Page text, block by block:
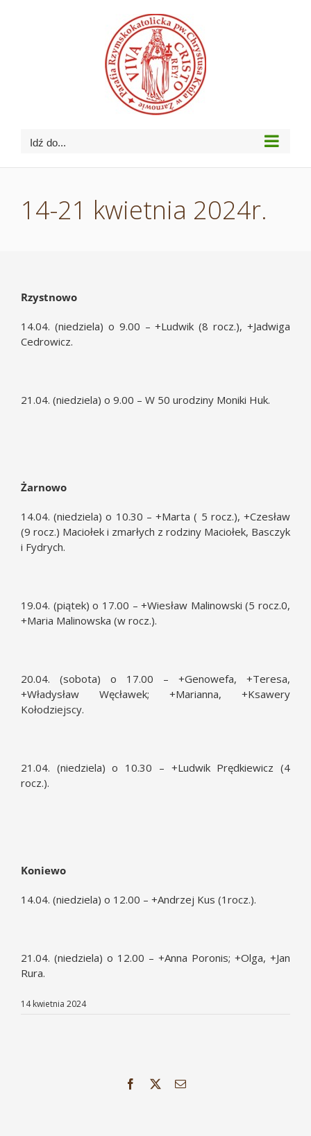
Idź do...
14-21 kwietnia 2024r.
Rzystnowo
14.04. (niedziela) o 9.00 – +Ludwik (8 rocz.), +Jadwiga
Cedrowicz.
21.04. (niedziela) o 9.00 – W 50 urodziny Moniki Huk.
Żarnowo
14.04. (niedziela) o 10.30 – +Marta ( 5 rocz.), +Czesław
(9 rocz.) Maciołek i zmarłych z rodziny Maciołek, Basczyk
i Fydrych.
19.04. (piątek) o 17.00 – +Wiesław Malinowski (5 rocz.0,
+Maria Malinowska (w rocz.).
20.04. (sobota) o 17.00 – +Genowefa, +Teresa,
+Władysław Węcławek; +Marianna, +Ksawery
Kołodziejscy.
21.04. (niedziela) o 10.30 – +Ludwik Prędkiewicz (4
rocz.).
Koniewo
14.04. (niedziela) o 12.00 – +Andrzej Kus (1rocz.).
21.04. (niedziela) o 12.00 – +Anna Poronis; +Olga, +Jan
Rura.
14 kwietnia 2024
Facebook Email